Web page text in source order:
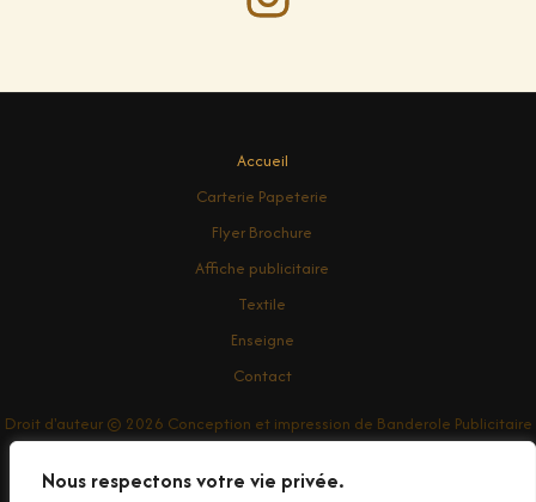
Nous respectons votre vie privée.
Accueil
Carterie Papeterie
Flyer Brochure
Affiche publicitaire
Textile
Enseigne
Contact
Droit d'auteur © 2026 Conception et impression de Banderole Publicitaire